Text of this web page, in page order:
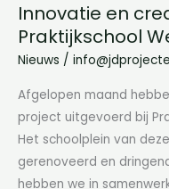
Innovatie en
Praktijkschool
Nieuws /
Afgelopen maand
project uitgevoerd bij
Het schoolplein van
gerenoveerd en
hebben we in